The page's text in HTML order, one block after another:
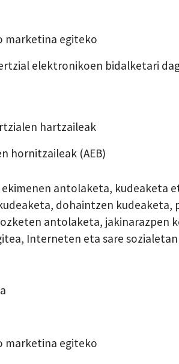
marketina egiteko
elektronikoen bidalketari
hartzaileak
hornitzaileak (AEB)
ekimenen antolaketa, kudeaketa
dohaintzen kudeaketa,
antolaketa, jakinarazpen
Interneten eta sare
marketina egiteko